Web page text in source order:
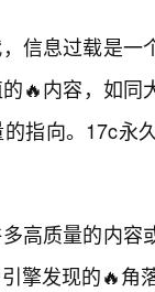
信息过载是一
🔥内容，如
指向。17c永
高质量的内容
擎发现的🔥角